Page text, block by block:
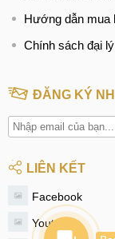
Hướng dẫn mua
Chính sách đại
ĐĂNG KÝ
LIÊN KẾT
Facebook
Youtube